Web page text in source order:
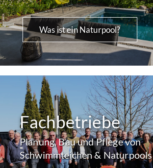
Was ist ein Naturpool?
Fachbetriebe
Planung, Bau und Pflege von
Schwimmteichen & Naturpools